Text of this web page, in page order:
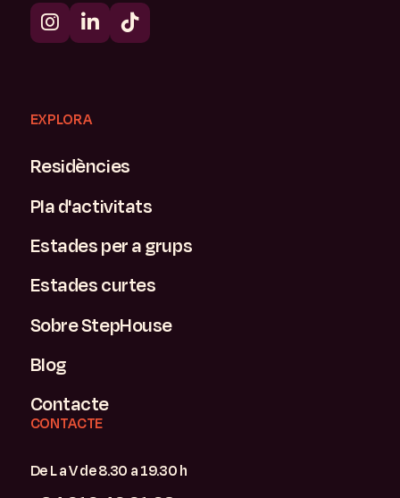
EXPLORA
Residències
Pla d'activitats
Estades per a grups
Estades curtes
Sobre StepHouse
Blog
Contacte
CONTACTE
De L a V de 8.30 a 19.30 h